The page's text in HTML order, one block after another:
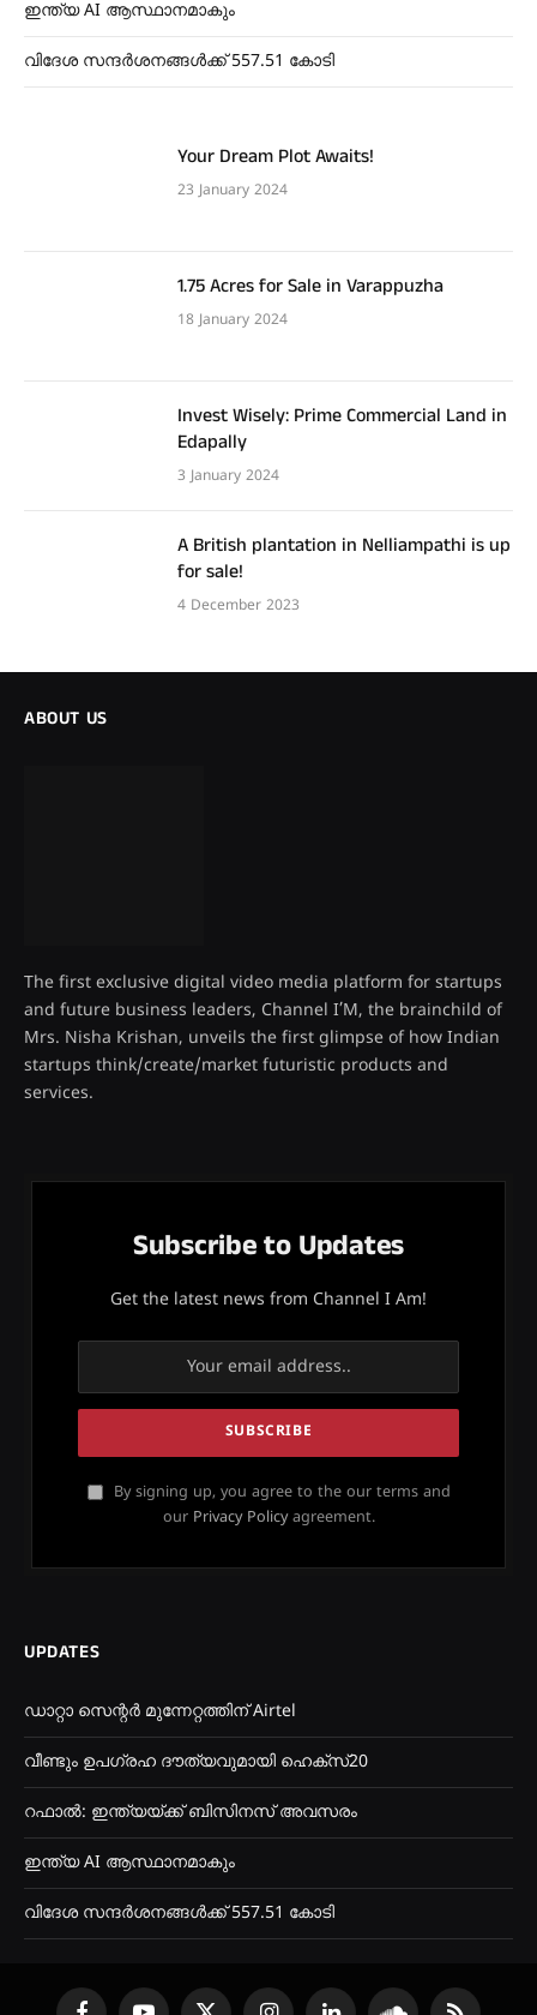
ഇന്ത്യ AI ആസ്ഥാനമാകും
വിദേശ സന്ദർശനങ്ങൾക്ക് 557.51 കോടി
Your Dream Plot Awaits!
23 January 2024
1.75 Acres for Sale in Varappuzha
18 January 2024
Invest Wisely: Prime Commercial Land in
Edapally
3 January 2024
A British plantation in Nelliampathi is up
for sale!
4 December 2023
ABOUT US
The first exclusive digital video media platform for startups
and future business leaders, Channel I’M, the brainchild of
Mrs. Nisha Krishan, unveils the first glimpse of how Indian
startups think/create/market futuristic products and
services.
Subscribe to Updates
Get the latest news from Channel I Am!
By signing up, you agree to the our terms and
our Privacy Policyagreement.
UPDATES
ഡാറ്റാ സെന്റർ മുന്നേറ്റത്തിന് Airtel
വീണ്ടും ഉപഗ്രഹ ദൗത്യവുമായി ഹെക്സ്20
റഫാൽ: ഇന്ത്യയ്ക്ക് ബിസിനസ് അവസരം
ഇന്ത്യ AI ആസ്ഥാനമാകും
വിദേശ സന്ദർശനങ്ങൾക്ക് 557.51 കോടി